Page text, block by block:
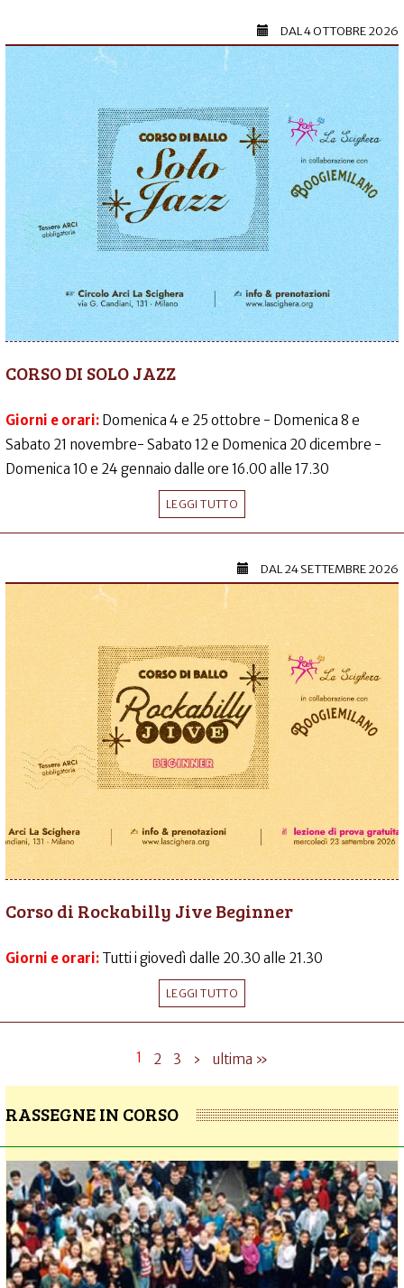
DAL4 OTTOBRE 2026
CORSO DI SOLO JAZZ
Giorni e orari: Domenica 4 e 25 ottobre - Domenica 8 e
Sabato 21 novembre- Sabato 12 e Domenica 20 dicembre -
Domenica 10 e 24 gennaio dalle ore 16.00 alle 17.30
LEGGI TUTTO
DAL24 SETTEMBRE 2026
Corso di Rockabilly Jive Beginner
Giorni e orari: Tutti i giovedì dalle 20.30 alle 21.30
LEGGI TUTTO
1 2 3 › ultima »
RASSEGNE IN CORSO